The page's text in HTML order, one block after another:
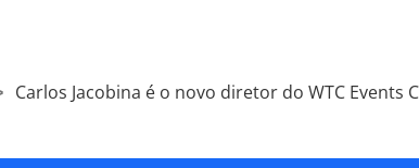
Carlos Jacobina é o novo diretor do WTC Events